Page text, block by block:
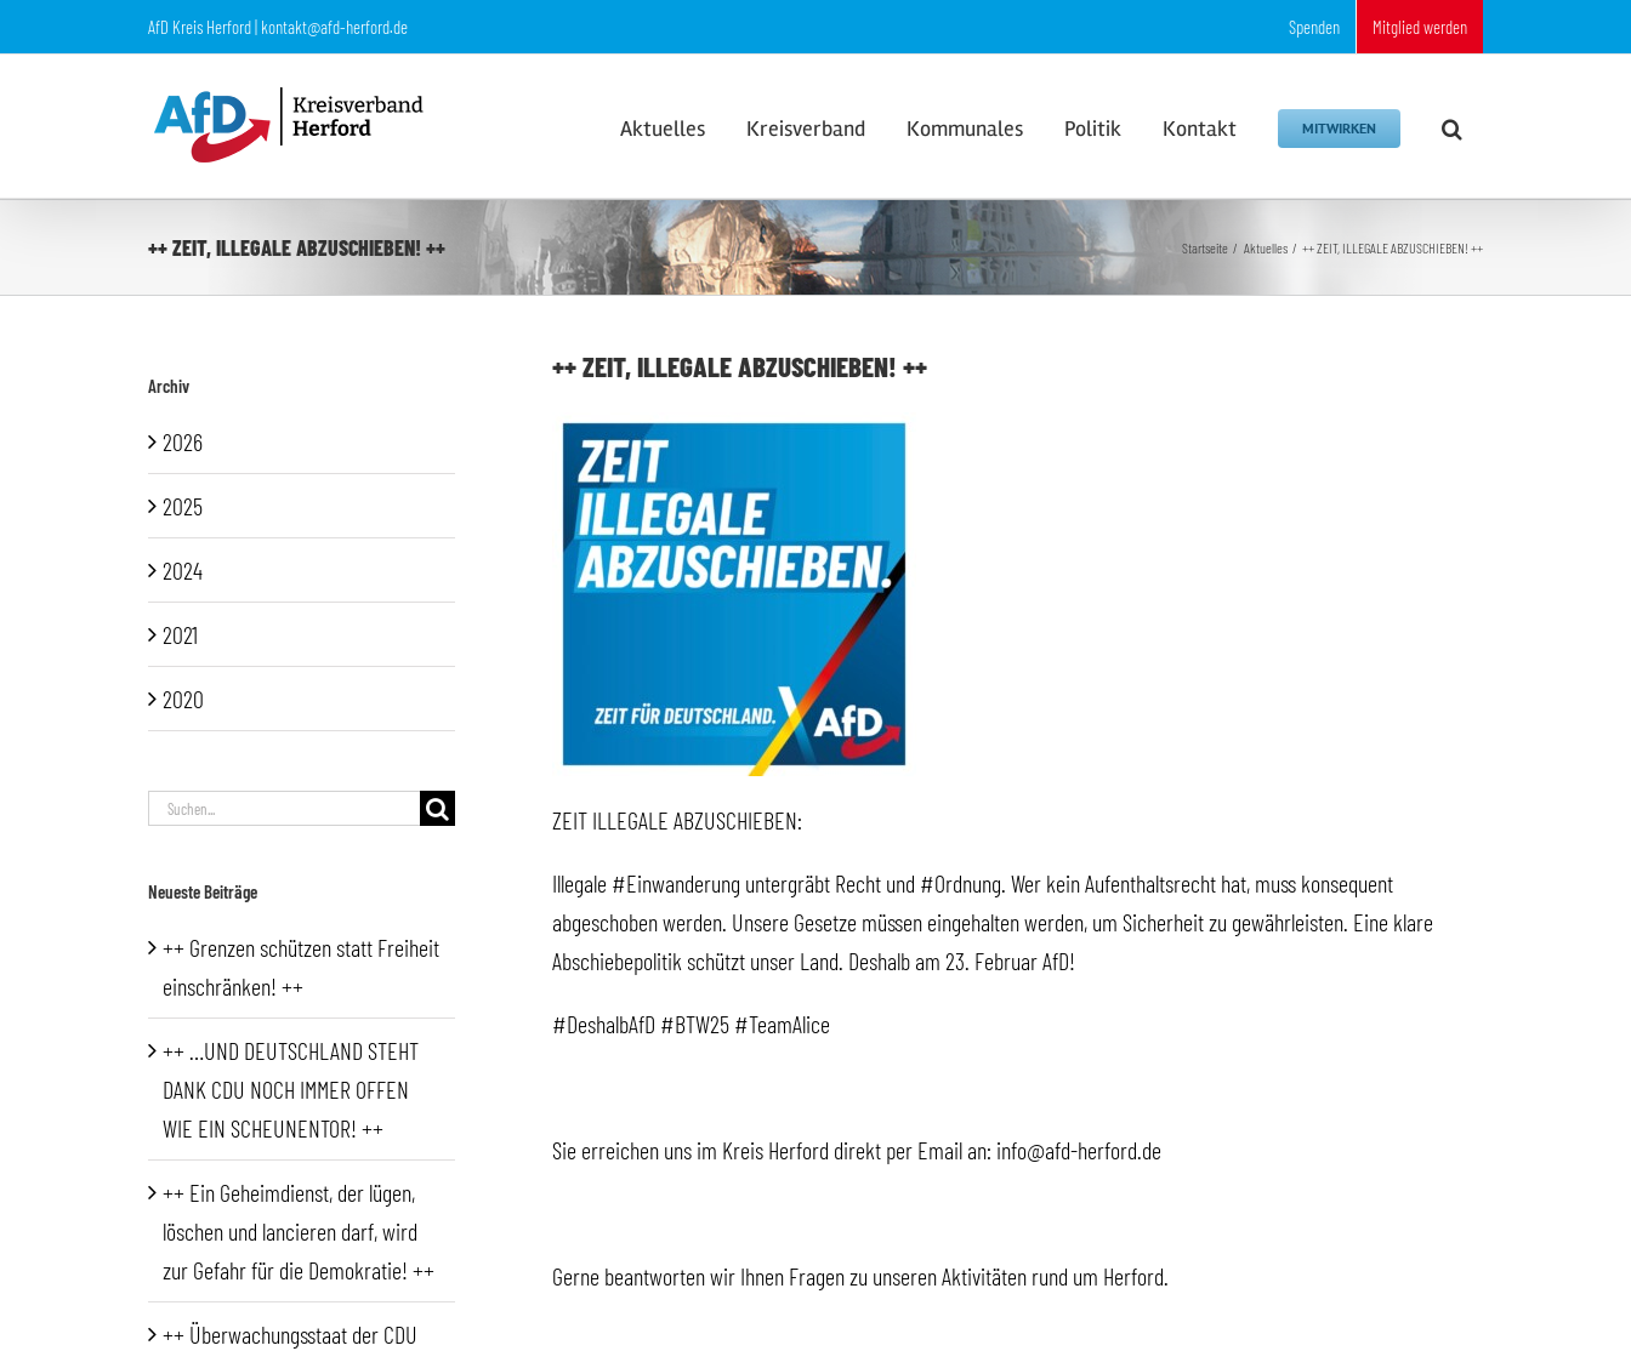
Inhalt
AfD Kreis Herford | kontakt@afd-herford.de Spenden Mitglied werden
Aktuelles Kreisverband Kommunales Politik Kontakt MITWIRKEN
++ ZEIT, ILLEGALE ABZUSCHIEBEN! ++ Startseite Aktuelles ++ ZEIT, ILLEGALE ABZUSCHIEBEN! ++
++ ZEIT, ILLEGALE ABZUSCHIEBEN! ++
ZEIT ILLEGALE ABZUSCHIEBEN:
Illegale #Einwanderung untergräbt Recht und #Ordnung. Wer kein Aufenthaltsrecht hat, muss konsequent
abgeschoben werden. Unsere Gesetze müssen eingehalten werden, um Sicherheit zu gewährleisten. Eine klare
Abschiebepolitik schützt unser Land. Deshalb am 23. Februar AfD!
#DeshalbAfD #BTW25 #TeamAlice
Sie erreichen uns im Kreis Herford direkt per Email an: info@afd-herford.de
Gerne beantworten wir Ihnen Fragen zu unseren Aktivitäten rund um Herford.
Archiv
2026
2025
2024
2021
2020
Suche
Neueste Beiträge
++ Grenzen schützen statt Freiheit
einschränken! ++
++ …UND DEUTSCHLAND STEHT
DANK CDU NOCH IMMER OFFEN
WIE EIN SCHEUNENTOR! ++
++ Ein Geheimdienst, der lügen,
löschen und lancieren darf, wird
zur Gefahr für die Demokratie! ++
++ Überwachungsstaat der CDU